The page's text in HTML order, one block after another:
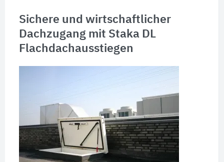
Sichere und wirtschaftlicher
Dachzugang mit Staka DL
Flachdachausstiegen